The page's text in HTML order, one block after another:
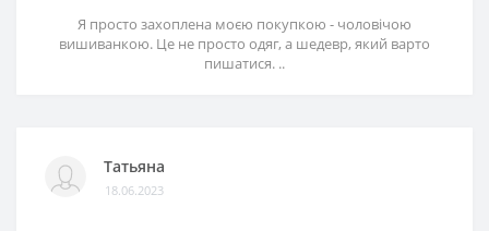
Я просто захоплена моєю покупкою - чоловічою
вишиванкою. Це не просто одяг, а шедевр, який варто
пишатися. ..
Татьяна
18.06.2023